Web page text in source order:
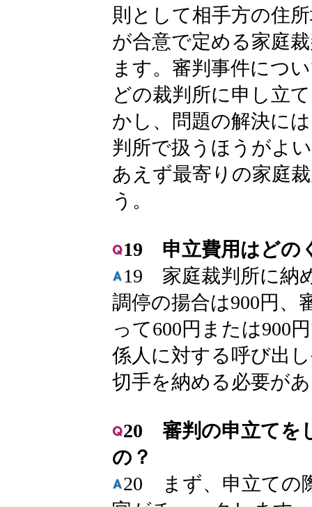
則として相手方の住
が合意で定める家庭
ます。審判事件につ
どの裁判所に申し立
かし、問題の解決に
判所で扱うほうがよ
あえず最寄りの家庭
う。
19 申立費用はどの
19 家庭裁判所に納
調停の揚合は900円、
って600円または900
係人に対する呼び出
切手を納める必要が
20 審判の申立てを
の？
20 まず、申立ての